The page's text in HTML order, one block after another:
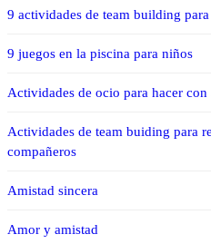
9 actividades de team building
9 juegos en la piscina para niños
Actividades de ocio para hacer
Actividades de team buiding para
compañeros
Amistad sincera
Amor y amistad